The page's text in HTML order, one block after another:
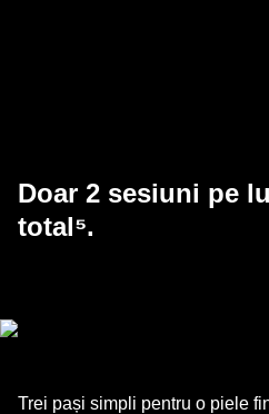
Doar 2 sesiuni pe
total⁵.
Trei pași simpli pentru o piele